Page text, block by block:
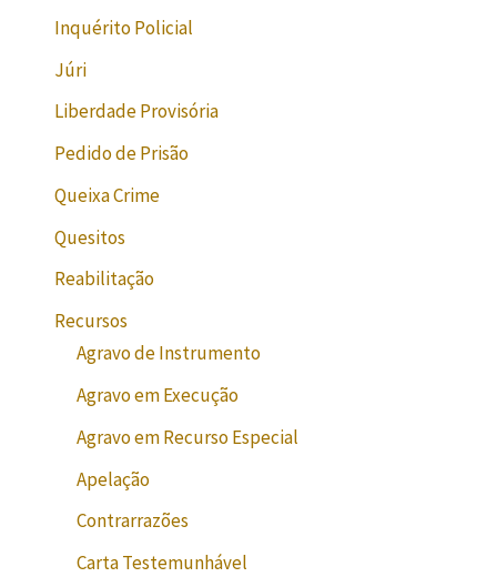
Inquérito Policial
Júri
Liberdade Provisória
Pedido de Prisão
Queixa Crime
Quesitos
Reabilitação
Recursos
Agravo de Instrumento
Agravo em Execução
Agravo em Recurso Especial
Apelação
Contrarrazões
Carta Testemunhável